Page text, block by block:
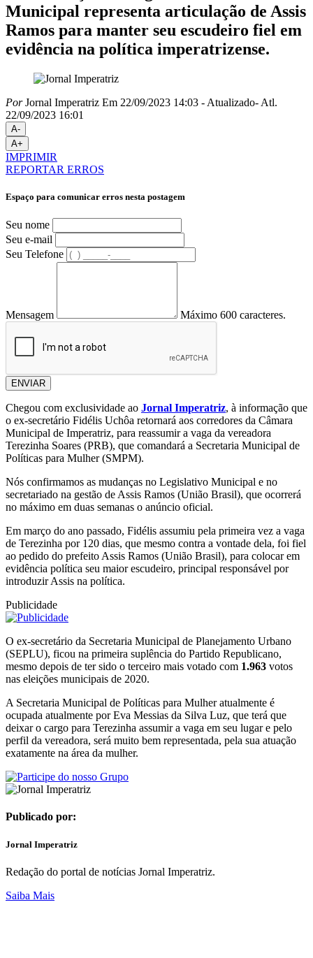
Municipal representa articulação de Assis
Ramos para manter seu escudeiro fiel em
evidência na política imperatrizense.
PorJornal Imperatriz Em 22/09/2023 14:03 - Atualizado- Atl.
22/09/2023 16:01
A-
A+
IMPRIMIR
REPORTAR ERROS
Espaço para comunicar erros nesta postagem
Seu nome
Seu e-mail
Seu Telefone
Mensagem Máximo 600 caracteres.
ENVIAR
Chegou com exclusividade ao Jornal Imperatriz, à informação que
o ex-secretário Fidélis Uchôa retornará aos corredores da Câmara
Municipal de Imperatriz, para reassumir a vaga da vereadora
Terezinha Soares (PRB), que comandará a Secretaria Municipal de
Políticas para Mulher (SMPM).
Nós confirmamos as mudanças no Legislativo Municipal e no
secretariado na gestão de Assis Ramos (União Brasil), que ocorrerá
no máximo em duas semanas o anúncio oficial.
Em março do ano passado, Fidélis assumiu pela primeira vez a vaga
de Terezinha por 120 dias, que mesmo contra a vontade dela, foi fiel
ao pedido do prefeito Assis Ramos (União Brasil), para colocar em
evidência política seu maior escudeiro, principal responsável por
introduzir Assis na política.
Publicidade
O ex-secretário da Secretaria Municipal de Planejamento Urbano
(SEPLU), ficou na primeira suplência do Partido Republicano,
mesmo depois de ter sido o terceiro mais votado com 1.963 votos
nas eleições municipais de 2020.
A Secretaria Municipal de Políticas para Mulher atualmente é
ocupada atualmente por Eva Messias da Silva Luz, que terá que
deixar o cargo para Terezinha assumir a vaga em seu lugar e pelo
perfil da vereadora, será muito bem representada, pela sua atuação
exatamente na área da mulher.
Publicado por:
Jornal Imperatriz
Redação do portal de notícias Jornal Imperatriz.
Saiba Mais